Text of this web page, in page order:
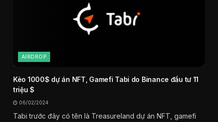
AIRDROP
Kèo 1000$ dự án NFT, Gamefi Tabi do Binance đầu tư 11
triệu $
06/02/2024
Tabi trước đây có tên là Treasureland dự án NFT, gamefi